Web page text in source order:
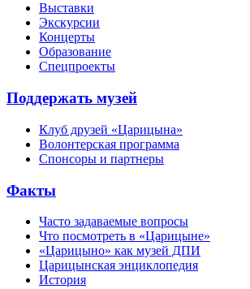
Выставки
Экскурсии
Концерты
Образование
Спецпроекты
Поддержать музей
Клуб друзей «Царицына»
Волонтерская программа
Спонсоры и партнеры
Факты
Часто задаваемые вопросы
Что посмотреть в «Царицыне»
«Царицыно» как музей ДПИ
Царицынская энциклопедия
История